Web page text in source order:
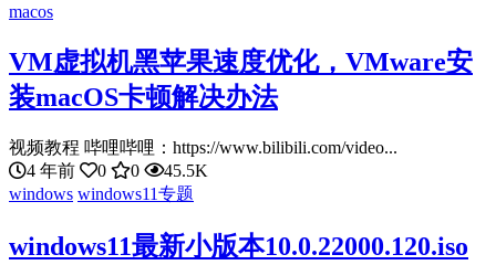
macos
VM虚拟机黑苹果速度优化，VMware安
装macOS卡顿解决办法
视频教程 哔哩哔哩：https://www.bilibili.com/video...
4 年前
0 0
45.5K
windows windows11专题
windows11最新小版本10.0.22000.120.iso